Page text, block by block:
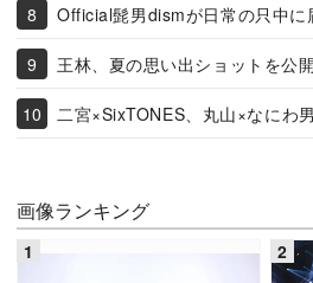
Official髭男dismが日常の只中に
王林、夏の思い出ショットを公開
二宮×SixTONES、丸山×なにわ
画像ランキング